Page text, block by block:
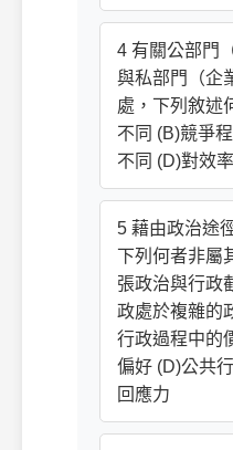
4 有關公部門
與私部門（企
處，下列敘述
不同 (B)競爭
不同 (D)對效
5 藉由政治途
下列何者非屬
張政治與行政
政處於複雜的
行政過程中的
偏好 (D)公共
回應力